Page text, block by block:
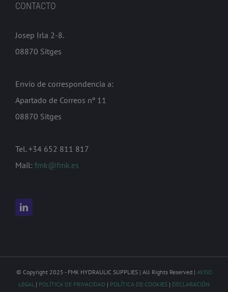
CONTACTO
Josep Irla 2-8.
08870 Sitges
Envío de correspondencia a:
Apartado de Correos nº 11
08870 Sitges
Tel. +34 652 811 817
Mail: fmk@fmk.es
© Copyright 2025 - FMK HYDRAULIC SUPPLIES | All Rights Reserved | AVISO
LEGAL| POLÍTICA DE PRIVACIDAD | POLÍTICA DE COOKIES | DECLARACIÓN